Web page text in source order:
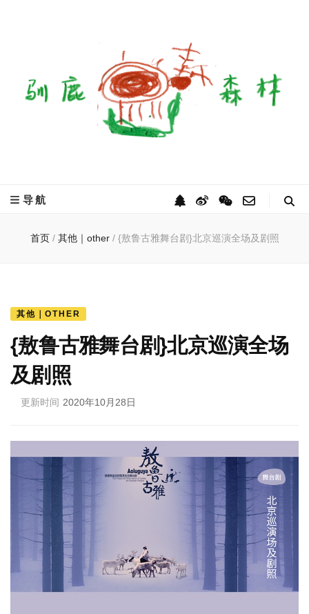
导航
首页 / 其他｜other / {敖鲁古雅舞台剧}北京巡演全场及剧照
其他｜OTHER
{敖鲁古雅舞台剧}北京巡演全场
及剧照
更新时间 2020年10月28日